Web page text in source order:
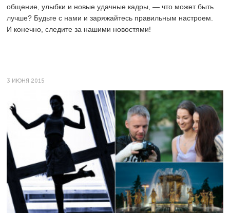
общение, улыбки и новые удачные кадры, — что может быть
лучше? Будьте с нами и заряжайтесь правильным настроем.
И конечно, следите за нашими новостями!
3 ИЮНЯ 2015